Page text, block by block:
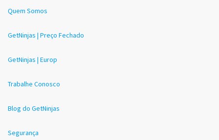
Quem Somos
GetNinjas | Preço Fechado
GetNinjas | Europ
Trabalhe Conosco
Blog do GetNinjas
Segurança